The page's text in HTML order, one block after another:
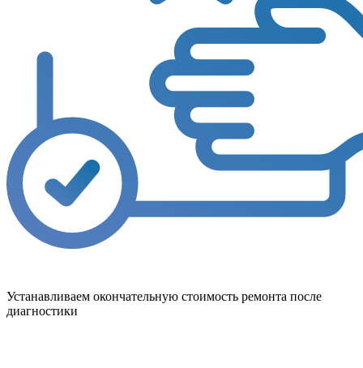
Устанавливаем окончательную стоимость ремонта после
диагностики